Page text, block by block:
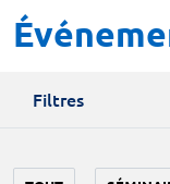
Filtres